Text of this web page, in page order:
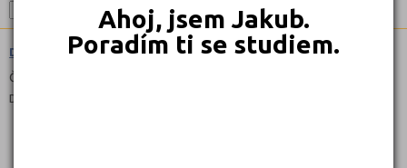
Ahoj, jsem Jakub.
Poradím ti se studiem.
Diplomovaná dětská sestra (5341N51)
Čeština
Denní